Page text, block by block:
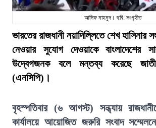
আসিফ মাহমুদ। ছবি: সংগৃহীত
ভারতের রাজধানী নয়াদিল্লিতে শেখ হাসিনার
নেওয়ার সুযোগ দেওয়াকে বাংলাদেশের
উদ্বেগজনক বলে মন্তব্য করেছে
(এনসিপি)।
বৃহস্পতিবার (৬ আগস্ট) সন্ধ্যায়
কার্যালয়ে আয়োজিত জরুরি সংবাদ